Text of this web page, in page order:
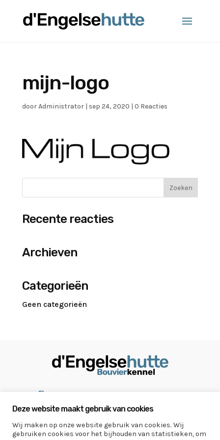
mijn-logo
doorAdministrator| sep 24, 2020 | 0 Reacties
Recente reacties
Archieven
Categorieën
Geen categorieën
 engelen.patrick@skynet.be
 Retieseweg 160 - 2440 Geel
Deze website maakt gebruik van cookies
Wij maken op onze website gebruik van cookies. Wij
gebruiken cookies voor het bijhouden van statistieken, om